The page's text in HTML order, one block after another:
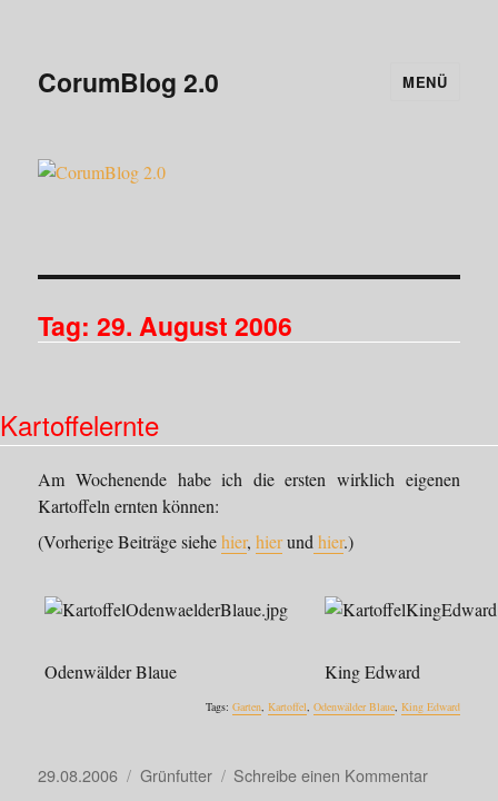
CorumBlog 2.0 MENÜ
Tag:29. August 2006
Kartoffelernte
Am Wochenende habe ich die ersten wirklich eigenen
Kartoffeln ernten können:
(Vorherige Beiträge siehehier,hierund hier.)
Odenwälder Blaue King Edward
Tags: Garten, Kartoffel, Odenwälder Blaue, King Edward
Veröffentlicht
29.08.2006 Kategorien
Grünfutter Schreibe einen Kommentarzu